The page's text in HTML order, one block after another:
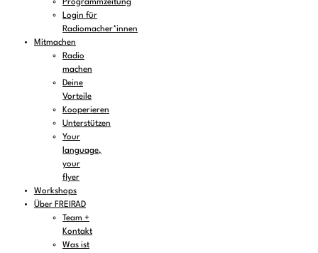
Programmzeitung
Login für
Radiomacher*innen
Mitmachen
Radio
machen
Deine
Vorteile
Kooperieren
Unterstützen
Your
language,
your
flyer
Workshops
Über FREIRAD
Team +
Kontakt
Was ist